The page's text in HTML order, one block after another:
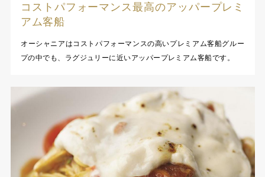
コストパフォーマンス最高のアッパープレミ
アム客船
オーシャニアはコストパフォーマンスの高いプレミアム客船グルー
プの中でも、ラグジュリーに近いアッパープレミアム客船です。